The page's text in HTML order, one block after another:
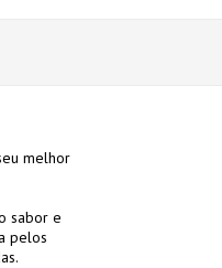
melhor
sabor e
pelos